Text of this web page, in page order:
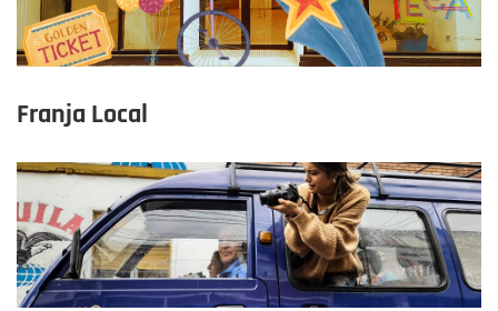
Franja Local